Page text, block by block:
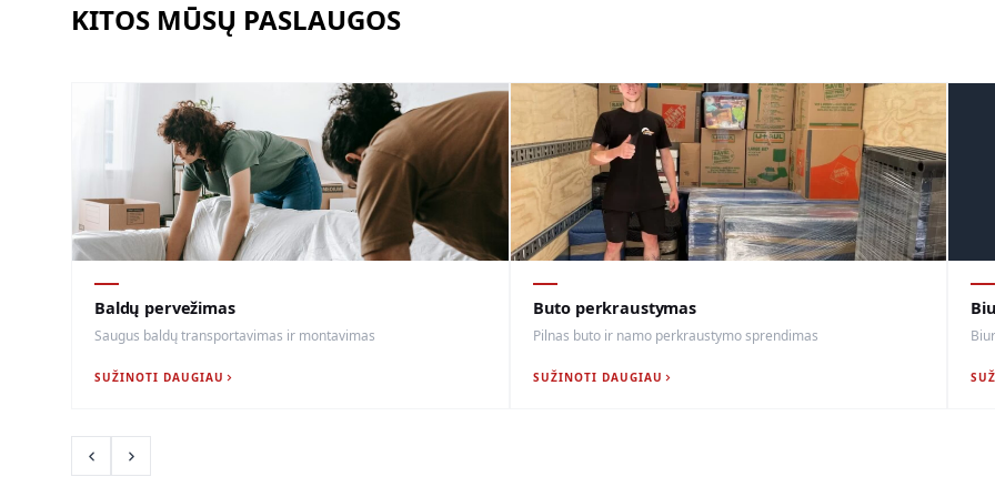
KITOS MŪSŲ PASLAUGOS
Baldų pervežimas
Saugus baldų transportavimas ir montavimas
SUŽINOTI DAUGIAU
Buto perkraustymas
Pilnas buto ir namo perkraustymo sprendimas
SUŽINOTI DAUGIAU